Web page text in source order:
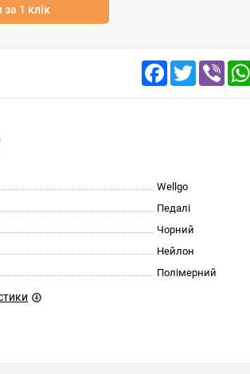
за 1 клік
Facebook
TwitterViber
Wellgo
Педалі
Чорний
Нейлон
Полімерний